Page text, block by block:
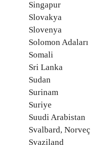
Singapur
Slovakya
Slovenya
Solomon Adaları
Somali
Sri Lanka
Sudan
Surinam
Suriye
Suudi Arabistan
Svalbard, Norveç
Svaziland